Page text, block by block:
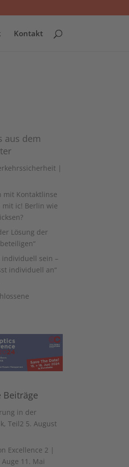
Kontakt
aus dem
|
mit Kontaktlinse
mit ic! Berlin wie
Lösung der
individuell sein –
individuell an“
Beiträge
in der
Teil2 5. August
Excellence 2 |
11. Mai